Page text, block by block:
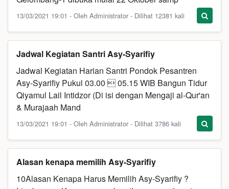
13/03/2021 19:01 - Oleh Administrator - Dilihat 12381 kali
Jadwal Kegiatan Santri Asy-Syarifiy
Jadwal Kegiatan Harian Santri Pondok Pesantren
Asy-Syarifiy Pukul 03.00  05.15 WIB Bangun Tidur
Qiyamul Lail Intidzor (Di isi dengan Mengaji al-Qur'an
& Murajaah Mand
13/03/2021 19:01 - Oleh Administrator - Dilihat 3786 kali
Alasan kenapa memilih Asy-Syarifiy
10Alasan Kenapa Harus Memilih Asy-Syarifiy ?